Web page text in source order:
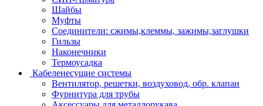
Шайбы
Муфты
Соединители: сжимы,клеммы, зажимы,заглушки
Гильзы
Наконечники
Термоусадка
Кабеленесущие системы
Вентилятор, решетки, воздуховод, обр. клапан
Фурнитура для трубы